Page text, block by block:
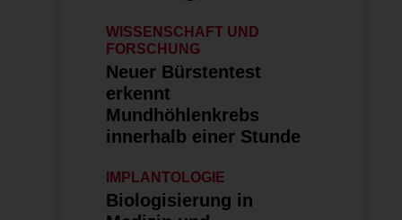
WISSENSCHAFT UND
FORSCHUNG
Neuer Bürstentest
erkennt
Mundhöhlenkrebs
innerhalb einer Stunde
IMPLANTOLOGIE
Biologisierung in